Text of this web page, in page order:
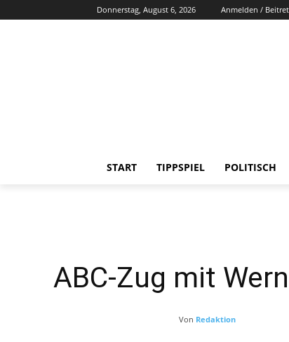
Donnerstag, August 6, 2026 Anmelden /
START TIPPSPIEL POLITISCH
ABC-Zug mit
Von Redaktion